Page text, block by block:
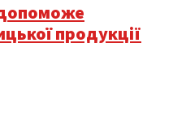
продукції